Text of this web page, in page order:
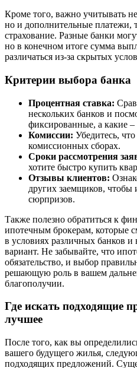
Кроме того, важно учитывать
но и дополнительные платежи,
страхование. Разные банки
но в конечном итоге сумма
различаться из-за скрытых
Критерии выбора банка
Процентная ставка:
нескольких банков и
фиксированные, а какие
Комиссии: Убедитесь,
комиссионных сборах.
Сроки рассмотрения
хотите быстро купить
Отзывы клиентов:
других заемщиков,
сюрпризов.
Также полезно обратиться к
ипотечным брокерам, которые
в условиях различных банков
вариант. Не забывайте, что
обязательство, и выбор
решающую роль в вашем
благополучии.
Где искать подходящие
лучшее
После того, как вы
вашего будущего жилья,
подходящих предложений.